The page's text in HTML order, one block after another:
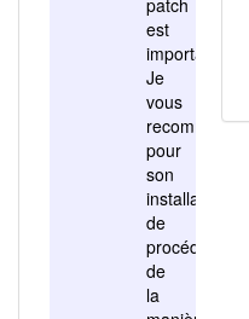
est
important.
Je
vous
recommande
pour
son
installation
de
procéder
de
la